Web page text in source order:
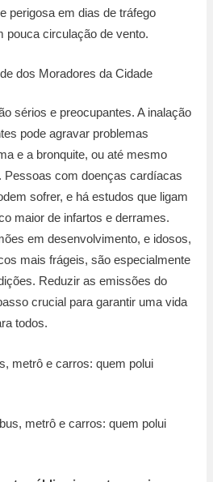
perigosa em dias de tráfego
pouca circulação de vento.
dos Moradores da Cidade
sérios e preocupantes. A inalação
pode agravar problemas
e a bronquite, ou até mesmo
Pessoas com doenças cardíacas
sofrer, e há estudos que ligam
maior de infartos e derrames.
em desenvolvimento, e idosos,
mais frágeis, são especialmente
Reduzir as emissões do
crucial para garantir uma vida
todos.
metrô e carros: quem polui